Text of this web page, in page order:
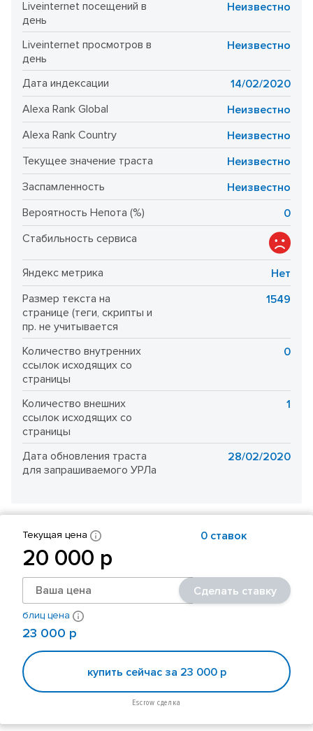
Liveinternet посещений в
день
Неизвестно
Liveinternet просмотров в
день
Неизвестно
Дата индексации
14/02/2020
Alexa Rank Global
Неизвестно
Alexa Rank Country
Неизвестно
Текущее значение траста
Неизвестно
Заспамленность
Неизвестно
Вероятность Непота (%)
0
Стабильность сервиса
Яндекс метрика
Нет
Размер текста на
странице (теги, скрипты и
пр. не учитывается
1549
Количество внутренних
ссылок исходящих со
страницы
0
Количество внешних
ссылок исходящих со
страницы
1
Дата обновления траста
для запрашиваемого УРЛа
28/02/2020
Текущая цена 0 cтавок
20 000 р
Сделать ставку
блиц цена
23 000 р
купить сейчас за 23 000 р
Escrow сделка